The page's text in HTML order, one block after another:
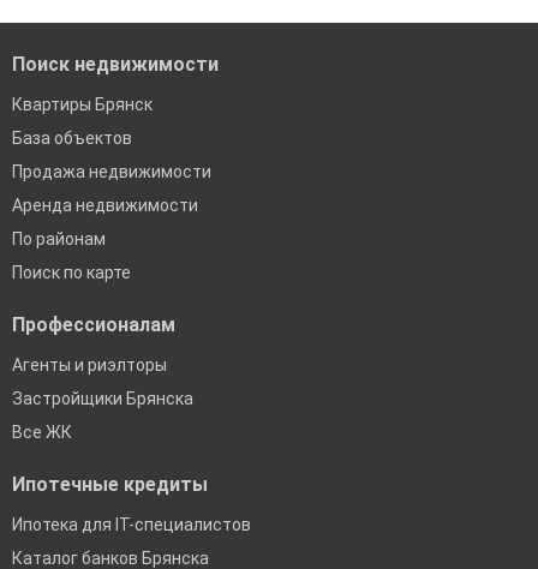
Поиск недвижимости
Квартиры Брянск
База объектов
Продажа недвижимости
Аренда недвижимости
По районам
Поиск по карте
Профессионалам
Агенты и риэлторы
Застройщики Брянска
Все ЖК
Ипотечные кредиты
Ипотека для IT-специалистов
Каталог банков Брянска